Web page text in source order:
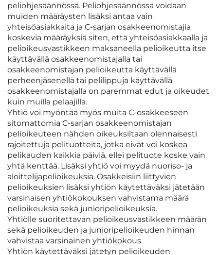
peliohjesäännössä. Peliohjesäännössä voidaan
muiden määräysten lisäksi antaa vain
yhteisöasiakkaita ja C-sarjan osakkeenomistajia
koskevia määräyksiä siten, että yhteisöasiakkaalla ja
pelioikeusvastikkeen maksaneella pelioikeutta itse
käyttävällä osakkeenomistajalla tai
osakkeenomistajan pelioikeutta käyttävällä
perheenjäsenellä tai pelilippuja käyttävällä
osakkeenomistajalla on paremmat edut ja oikeudet
kuin muilla pelaajilla.
Yhtiö voi myöntää myös muita C-osakkeeseen
sitomattomia C-sarjan osakkeenomistajan
pelioikeuteen nähden oikeuksiltaan olennaisesti
rajoitettuja pelituotteita, jotka eivät voi koskea
pelikauden kaikkia päiviä, ellei pelituote koske vain
yhtä kenttää. Lisäksi yhtiö voi myydä nuoriso- ja
aloittelijapelioikeuksia. Osakkeisiin liittyvien
pelioikeuksien lisäksi yhtiön käytettäväksi jätetään
varsinaisen yhtiökokouksen vahvistama määrä
pelioikeuksia sekä junioripelioikeuksia.
Yhtiölle suoritettavan pelioikeusvastikkeen määrän
sekä pelioikeuden ja junioripelioikeuden hinnan
vahvistaa varsinainen yhtiökokous.
Yhtiön käytettäväksi jätetyn pelioikeuden